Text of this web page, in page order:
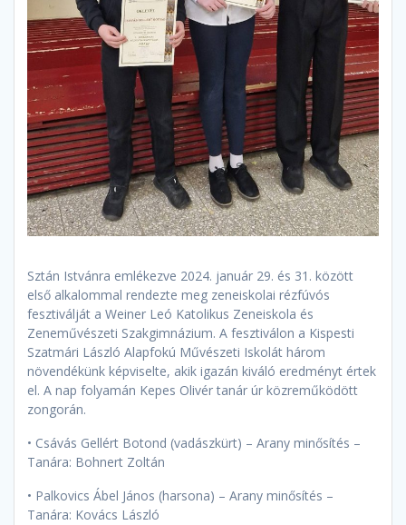
Sztán Istvánra emlékezve 2024. január 29. és 31. között
első alkalommal rendezte meg zeneiskolai rézfúvós
fesztiválját a Weiner Leó Katolikus Zeneiskola és
Zeneművészeti Szakgimnázium. A fesztiválon a Kispesti
Szatmári László Alapfokú Művészeti Iskolát három
növendékünk képviselte, akik igazán kiváló eredményt értek
el. A nap folyamán Kepes Olivér tanár úr közreműködött
zongorán.
• Csávás Gellért Botond (vadászkürt) – Arany minősítés –
Tanára: Bohnert Zoltán
• Palkovics Ábel János (harsona) – Arany minősítés –
Tanára: Kovács László